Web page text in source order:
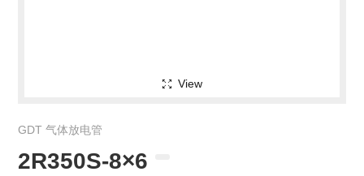
View
GDT 气体放电管
2R350S-8×6